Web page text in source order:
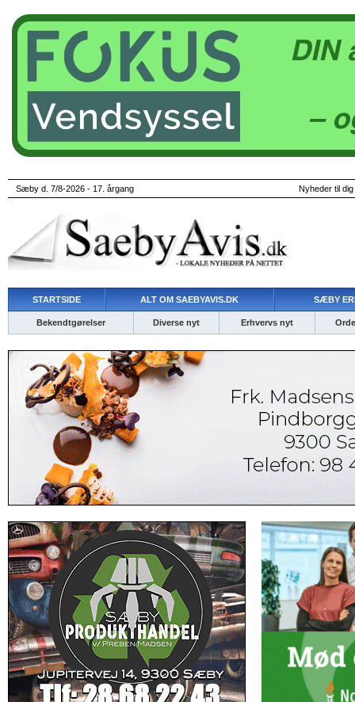
Sæby d. 7/8-2026 - 17. årgang Nyheder til
STARTSIDE ALT OM SAEBYAVIS.DK SÆBY
Bekendtgørelser Diverse nyt Erhvervs nyt